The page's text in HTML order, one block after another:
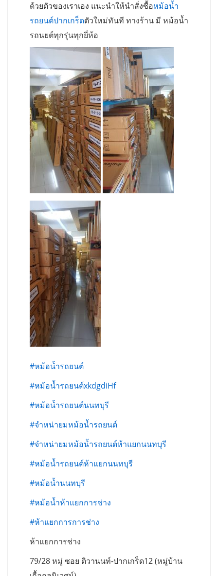
ด้วยตัวของเราเอง แนะนำให้นำสั่งซื้อหม้อน้ำ
รถยนต์ปากเกร็ดตัวใหม่ทันที ทางร้าน มี หม้อน้ำ
รถนยต์ทุกรุ่นทุกยี่ห้อ
#หม้อน้ำรถยนต์
#หม้อน้ำรถยนต์xkdgdiHf
#หม้อน้ำรถยนต์นนทบุรี
#จำหน่ายมหม้อน้ำรถยนต์
#จำหน่ายมหม้อน้ำรถยนต์ห้าแยกนนทบุรี
#หม้อน้ำรถยนต์ห้าแยกนนทบุรี
#หม้อน้ำนนทบุรี
#หม้อน้ำห้าแยกการช่าง
#ห้าแยกการการช่าง
ห้าแยกการช่าง
79/28 หมู่ ซอย ติวานนท์-ปากเกร็ด12 (หมู่บ้าน